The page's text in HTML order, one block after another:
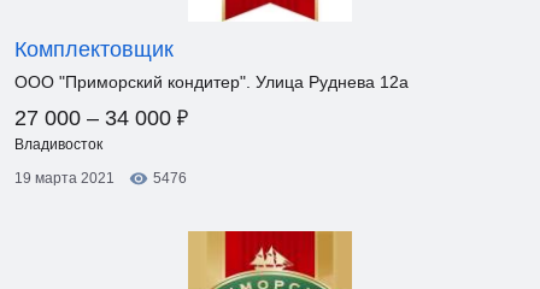
Комплектовщик
ООО "Приморский кондитер". Улица Руднева 12а
27 000 – 34 000 ₽
Владивосток
19 марта 2021
5476